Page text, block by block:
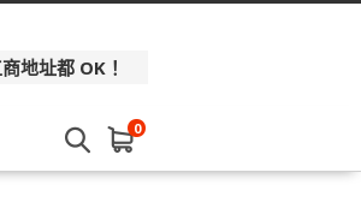
地址都 OK！
0